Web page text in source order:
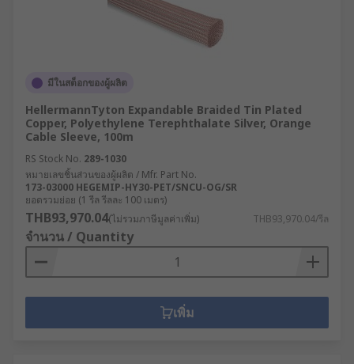
มีในสต็อกของผู้ผลิต
HellermannTyton Expandable Braided Tin Plated
Copper, Polyethylene Terephthalate Silver, Orange
Cable Sleeve, 100m
RS Stock No. 289-1030
หมายเลขชิ้นส่วนของผู้ผลิต / Mfr. Part No.
173-03000 HEGEMIP-HY30-PET/SNCU-OG/SR
ยอดรวมย่อย (1 รีล รีลละ 100 เมตร)
THB93,970.04(ไม่รวมภาษีมูลค่าเพิ่ม) THB93,970.04/รีล
จำนวน / Quantity
เพิ่ม